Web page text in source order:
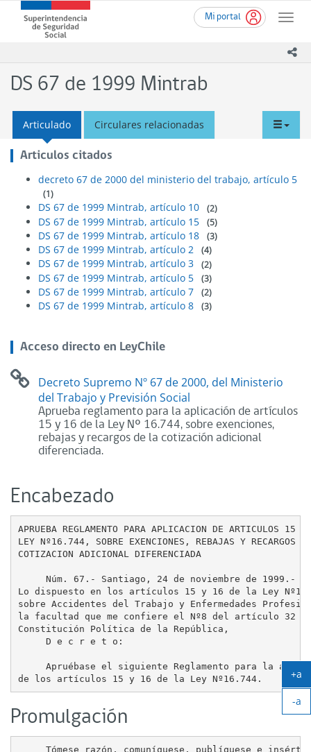
contenido
Mi portal
Toggle
Superintendencia
de
(SUSESO)
-
de
Chile
DS 67 de 1999 Mintrab
Articulado Circulares relacionadas
Articulos citados
decreto 67 de 2000 del ministerio del trabajo, artículo 5
(1)
DS 67 de 1999 Mintrab, artículo 10 (2)
DS 67 de 1999 Mintrab, artículo 15 (5)
DS 67 de 1999 Mintrab, artículo 18 (3)
DS 67 de 1999 Mintrab, artículo 2 (4)
DS 67 de 1999 Mintrab, artículo 3 (2)
DS 67 de 1999 Mintrab, artículo 5 (3)
DS 67 de 1999 Mintrab, artículo 7 (2)
DS 67 de 1999 Mintrab, artículo 8 (3)
Acceso directo en LeyChile
Decreto Supremo Nº 67 de 2000, del Ministerio
del Trabajo y Previsión Social
Aprueba reglamento para la aplicación de artículos
15 y 16 de la Ley Nº 16.744, sobre exenciones,
rebajas y recargos de la cotización adicional
diferenciada.
Encabezado
APRUEBA REGLAMENTO PARA APLICACION DE ARTICULOS 15
LEY Nº16.744, SOBRE EXENCIONES, REBAJAS Y RECARGOS
COTIZACION ADICIONAL DIFERENCIADA
Núm. 67.- Santiago, 24 de noviembre de 1999.-
Lo dispuesto en los artículos 15 y 16 de la Ley
sobre Accidentes del Trabajo y Enfermedades
la facultad que me confiere el Nº8 del artículo 32
Constitución Política de la República,
     D e c r e t o:
Apruébase el siguiente Reglamento para la
Promulgación
Tómese razón, comuníquese, publíquese e
+a
-a